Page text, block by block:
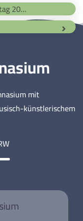
2013
mit
künstlerischem